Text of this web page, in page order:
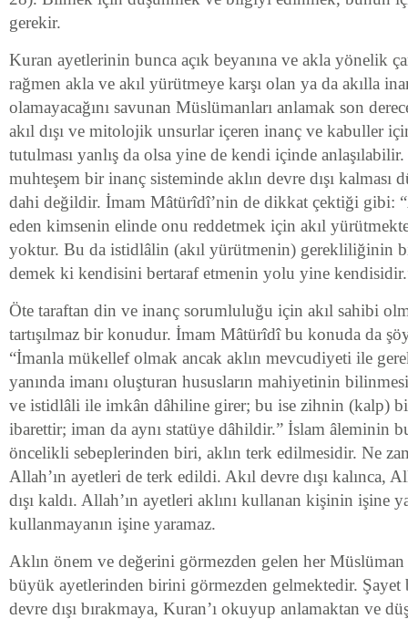
gerekir.
Kuran ayetlerinin bunca açık beyanına ve akla yönelik
rağmen akla ve akıl yürütmeye karşı olan ya da akılla
olamayacağını savunan Müslümanları anlamak son
akıl dışı ve mitolojik unsurlar içeren inanç ve kabuller
tutulması yanlış da olsa yine de kendi içinde
muhteşem bir inanç sisteminde aklın devre dışı kalması
dahi değildir. İmam Mâtürîdî’nin de dikkat çektiği gibi:
eden kimsenin elinde onu reddetmek için akıl
yoktur. Bu da istidlâlin (akıl yürütmenin) gerekliliğinin
demek ki kendisini bertaraf etmenin yolu yine
Öte taraftan din ve inanç sorumluluğu için akıl sahibi
tartışılmaz bir konudur. İmam Mâtürîdî bu konuda da
“İmanla mükellef olmak ancak aklın mevcudiyeti ile
yanında imanı oluşturan hususların mahiyetinin
ve istidlâli ile imkân dâhiline girer; bu ise zihnin (kalp)
ibarettir; iman da aynı statüye dâhildir.” İslam âleminin
öncelikli sebeplerinden biri, aklın terk edilmesidir. Ne
Allah’ın ayetleri de terk edildi. Akıl devre dışı kalınca,
dışı kaldı. Allah’ın ayetleri aklını kullanan kişinin işine
kullanmayanın işine yaramaz.
Aklın önem ve değerini görmezden gelen her Müslüman
büyük ayetlerinden birini görmezden gelmektedir. Şayet
devre dışı bırakmaya, Kuran’ı okuyup anlamaktan ve